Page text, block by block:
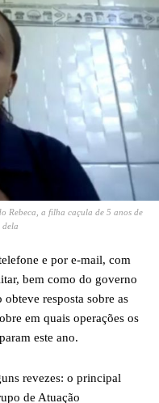
Rebeca, a filha caçula de 5 anos de
e por e-mail, com
bem como do governo
resposta sobre as
em quais operações os
este ano.
revezes: o principal
de Atuação